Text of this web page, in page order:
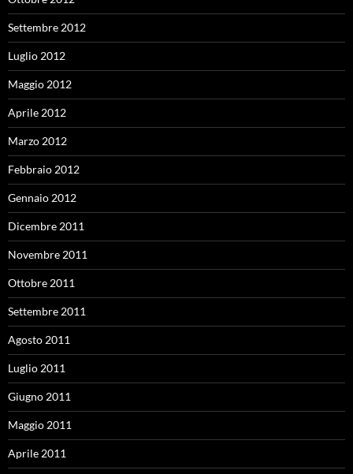
Settembre 2012
Luglio 2012
Maggio 2012
Aprile 2012
Marzo 2012
Febbraio 2012
Gennaio 2012
Dicembre 2011
Novembre 2011
Ottobre 2011
Settembre 2011
Agosto 2011
Luglio 2011
Giugno 2011
Maggio 2011
Aprile 2011